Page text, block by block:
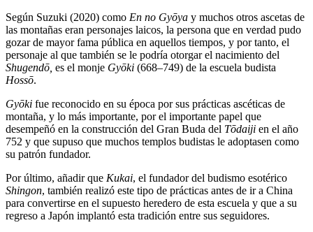
Según Suzuki (2020) como En no Gyōya y muchos otros ascetas de
las montañas eran personajes laicos, la persona que en verdad pudo
gozar de mayor fama pública en aquellos tiempos, y por tanto, el
personaje al que también se le podría otorgar el nacimiento del
Shugendō, es el monje Gyōki (668–749) de la escuela budista
Hossō.
Gyōki fue reconocido en su época por sus prácticas ascéticas de
montaña, y lo más importante, por el importante papel que
desempeñó en la construcción del Gran Buda del Tōdaiji en el año
752 y que supuso que muchos templos budistas le adoptasen como
su patrón fundador.
Por último, añadir que Kukai, el fundador del budismo esotérico
Shingon, también realizó este tipo de prácticas antes de ir a China
para convertirse en el supuesto heredero de esta escuela y que a su
regreso a Japón implantó esta tradición entre sus seguidores.